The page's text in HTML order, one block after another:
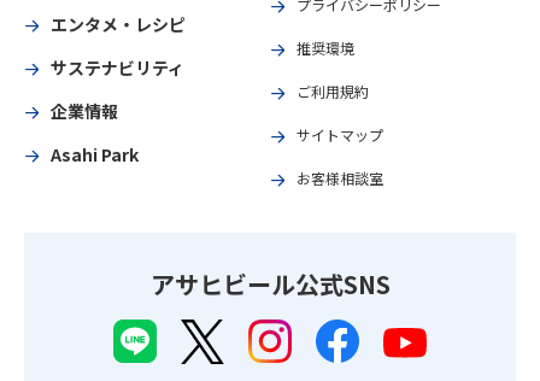
エンタメ・レシピ
サステナビリティ
企業情報
Asahi Park
プライバシーポリシー
推奨環境
ご利用規約
サイトマップ
お客様相談室
アサヒビール公式SNS